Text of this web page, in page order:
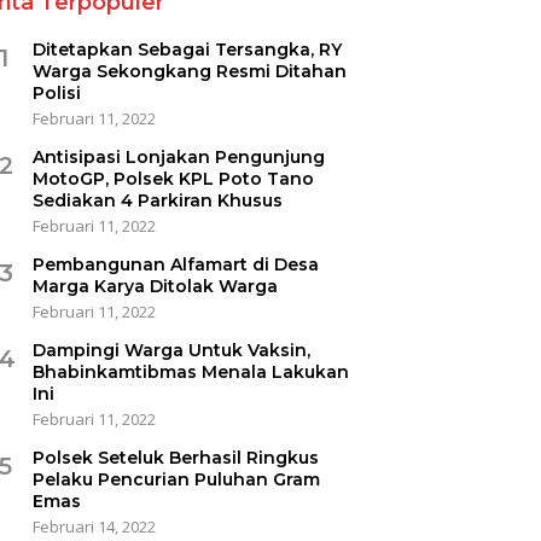
Ditetapkan Sebagai Tersangka, RY
Warga Sekongkang Resmi Ditahan
Polisi
Februari 11, 2022
Antisipasi Lonjakan Pengunjung
MotoGP, Polsek KPL Poto Tano
Sediakan 4 Parkiran Khusus
Februari 11, 2022
Pembangunan Alfamart di Desa
Marga Karya Ditolak Warga
Februari 11, 2022
Dampingi Warga Untuk Vaksin,
Bhabinkamtibmas Menala Lakukan
Ini
Februari 11, 2022
Polsek Seteluk Berhasil Ringkus
Pelaku Pencurian Puluhan Gram
Emas
Februari 14, 2022